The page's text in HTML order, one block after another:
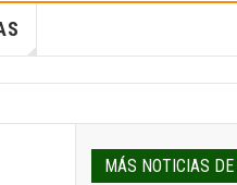
MÁS NOTICIAS